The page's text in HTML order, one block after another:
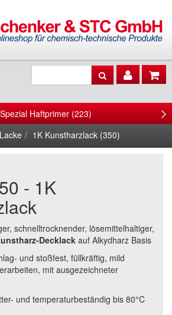
Haftprimer (223)
1K Kunstharzlack (350)
- 1K
schnelltrocknender, lösemittelhaltiger,
Decklack auf Alkydharz Basis
und stoßfest, füllkräftig, mild
mit ausgezeichneter
und temperaturbeständig bis 80°C